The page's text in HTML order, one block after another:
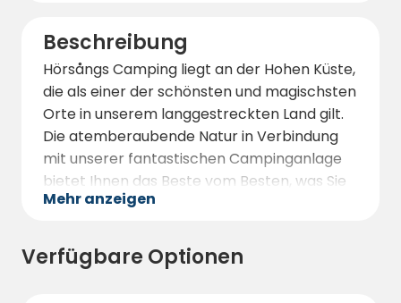
Beschreibung
Hörsångs Camping liegt an der Hohen Küste,
die als einer der schönsten und magischsten
Orte in unserem langgestreckten Land gilt.
Die atemberaubende Natur in Verbindung
mit unserer fantastischen Campinganlage
bietet Ihnen das Beste vom Besten, was Sie
sich wünschen können.
Stromanschluss! Bei uns können Sie sowohl
Mehr anzeigen
Verfügbare Optionen